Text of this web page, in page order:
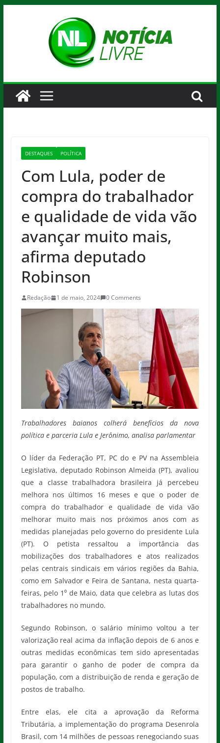
DESTAQUES POLÍTICA
Com Lula, poder de
compra do trabalhador
e qualidade de vida vão
avançar muito mais,
afirma deputado
Robinson
Redação 1 de maio, 2024 0 Comments
Trabalhadores baianos colherá benefícios da nova
política e parceria Lula e Jerônimo, analisa parlamentar
O líder da Federação PT, PC do e PV na Assembleia
Legislativa, deputado Robinson Almeida (PT), avaliou
que a classe trabalhadora brasileira já percebeu
melhora nos últimos 16 meses e que o poder de
compra do trabalhador e qualidade de vida vão
melhorar muito mais nos próximos anos com as
medidas planejadas pelo governo do presidente Lula
(PT). O petista ressaltou a importância das
mobilizações dos trabalhadores e atos realizados
pelas centrais sindicais em vários regiões da Bahia,
como em Salvador e Feira de Santana, nesta quarta-
feiras, pelo 1⁰ de Maio, data que celebra as lutas dos
trabalhadores no mundo.
Segundo Robinson, o salário mínimo voltou a ter
valorização real acima da inflação depois de 6 anos e
outras medidas econômicas tem sido apresentadas
para garantir o ganho de poder de compra da
população, com a distribuição de renda e geração de
postos de trabalho.
Entre elas, ele cita a aprovação da Reforma
Tributária, a implementação do programa Desenrola
Brasil, com 14 milhões de pessoas renegociando suas